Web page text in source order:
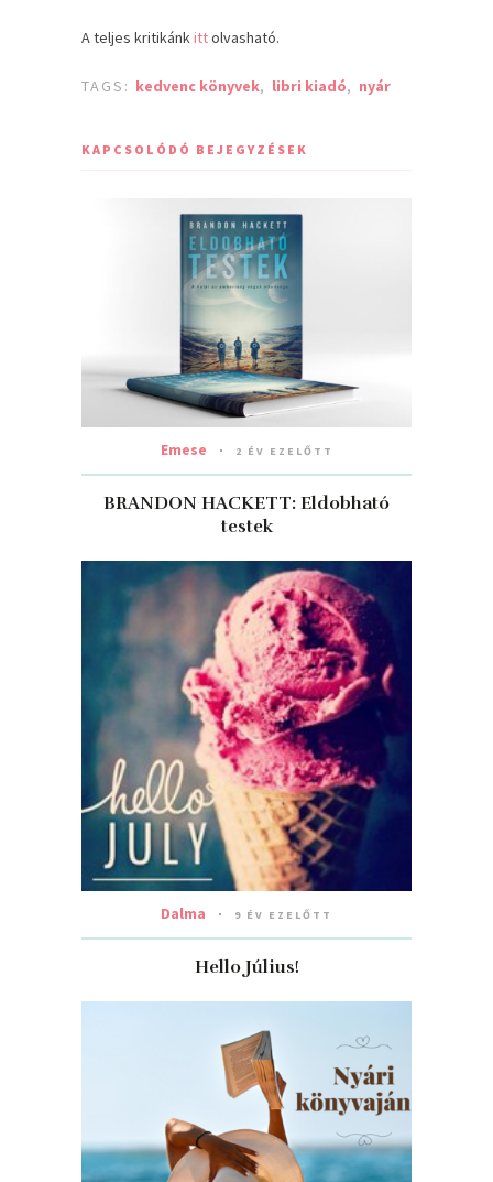
A teljes kritikánkittolvasható.
TAGS: kedvenc könyvek, libri kiadó, nyár
KAPCSOLÓDÓ BEJEGYZÉSEK
Emese 2 ÉV EZELŐTT
BRANDON HACKETT: Eldobható
testek
Dalma 9 ÉV EZELŐTT
Hello Július!